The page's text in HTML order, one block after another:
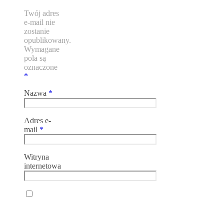
Twój adres
e-mail nie
zostanie
opublikowany.
Wymagane
pola są
oznaczone
*
Nazwa *
Adres e-
mail *
Witryna
internetowa